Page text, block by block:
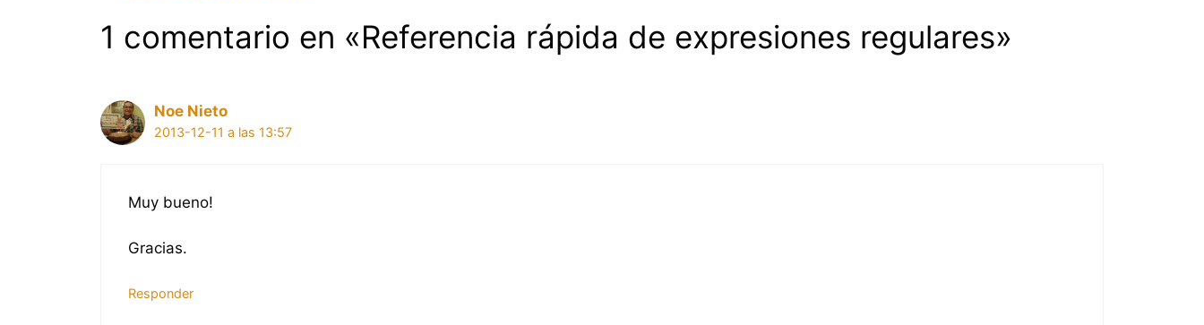
1 comentario en «Referencia rápida de expresiones regulares»
Noe Nieto
2013-12-11 a las 13:57
Muy bueno!
Gracias.
Responder